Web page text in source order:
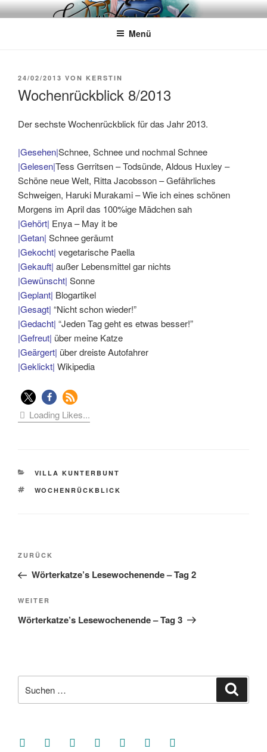
Zum
InhaltWÖRTERKATZE
Von Büchern erzählen
Menü
VERÖFFENTLICHT
24/02/2013 VON KERSTIN
Wochenrückblick 8/2013
Der sechste Wochenrückblick für das Jahr 2013.
|Gesehen|Schnee, Schnee und nochmal Schnee
|Gelesen|Tess Gerritsen – Todsünde, Aldous Huxley –
Schöne neue Welt, Ritta Jacobsson – Gefährliches
Schweigen, Haruki Murakami – Wie ich eines schönen
Morgens im April das 100%ige Mädchen sah
|Gehört| Enya – May it be
|Getan| Schnee geräumt
|Gekocht| vegetarische Paella
|Gekauft| außer Lebensmittel gar nichts
|Gewünscht| Sonne
|Geplant| Blogartikel
|Gesagt| “Nicht schon wieder!”
|Gedacht| “Jeden Tag geht es etwas besser!”
|Gefreut| über meine Katze
|Geärgert| über dreiste Autofahrer
|Geklickt| Wikipedia
Loading Likes...
KATEGORIEN
VILLA KUNTERBUNT
SCHLAGWÖRTER
WOCHENRÜCKBLICK
Beitragsnavigation
Vorheriger
Beitrag
ZURÜCK
Wörterkatze’s Lesewochenende – Tag 2
Nächster
Beitrag
WEITER
Wörterkatze’s Lesewochenende – Tag 3
nach:
facebooksoundcloud
twitter mastodoninstagramthreads goodreads